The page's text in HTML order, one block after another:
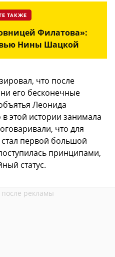
ТАКЖЕ
Филатова»:
Нины Шацкой
что после
его бесконечные
Леонида
этой истории занимала
что для
первой большой
принципами,
статус.